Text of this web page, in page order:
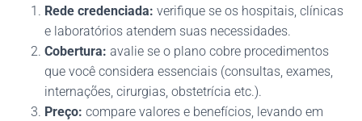
Rede credenciada: verifique se os hospitais, clínicas
e laboratórios atendem suas necessidades.
Cobertura: avalie se o plano cobre procedimentos
que você considera essenciais (consultas, exames,
internações, cirurgias, obstetrícia etc.).
Preço: compare valores e benefícios, levando em